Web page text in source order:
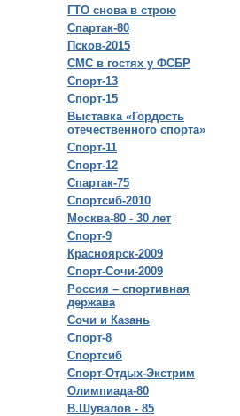
ГТО снова в строю
Спартак-80
Псков-2015
СМС в гостях у ФСБР
Спорт-13
Спорт-15
Выставка «Гордость
отечественного спорта»
Спорт-11
Спорт-12
Спартак-75
Спортсиб-2010
Москва-80 - 30 лет
Спорт-9
Красноярск-2009
Спорт-Сочи-2009
Россия – спортивная
держава
Сочи и Казань
Спорт-8
Спортсиб
Спорт-Отдых-Экстрим
Олимпиада-80
В.Шувалов - 85